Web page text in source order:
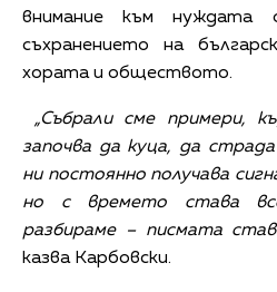
внимание към нуждата
съхранението на
хората и обществото.
„Събрали сме примери,
започва да куца, да
ни постоянно получава
но с времето става
разбираме – писмата
казва Карбовски.